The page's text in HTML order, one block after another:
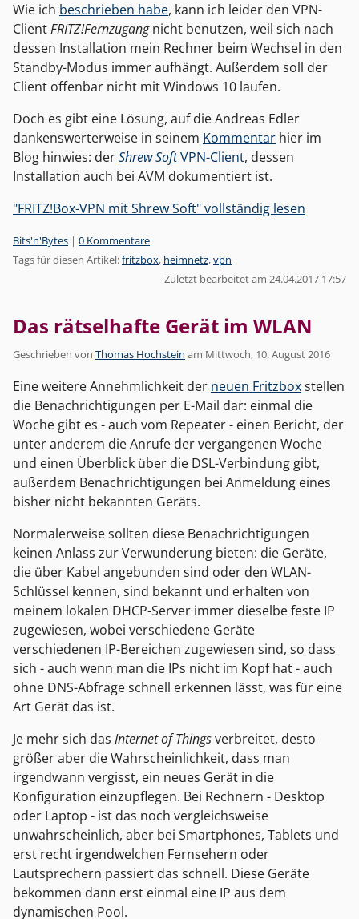
Wie ich beschrieben habe, kann ich leider den VPN-
ClientFRITZ!Fernzugangnicht benutzen, weil sich nach
dessen Installation mein Rechner beim Wechsel in den
Standby-Modus immer aufhängt. Außerdem soll der
Client offenbar nicht mit Windows 10 laufen.
Doch es gibt eine Lösung, auf die Andreas Edler
dankenswerterweise in seinem Kommentar hier im
Blog hinwies: derShrew SoftVPN-Client, dessen
Installation auch bei AVM dokumentiert ist.
"FRITZ!Box-VPN mit Shrew Soft" vollständig lesen
Kategorien:
Bits'n'Bytes | 0 Kommentare
Tags für diesen Artikel:fritzbox, heimnetz,vpn
Zuletzt bearbeitet am 24.04.2017 17:57
Das rätselhafte Gerät im WLAN
Geschrieben von Thomas Hochstein am Mittwoch, 10. August 2016
Eine weitere Annehmlichkeit der neuen Fritzboxstellen
die Benachrichtigungen per E-Mail dar: einmal die
Woche gibt es - auch vom Repeater - einen Bericht, der
unter anderem die Anrufe der vergangenen Woche
und einen Überblick über die DSL-Verbindung gibt,
außerdem Benachrichtigungen bei Anmeldung eines
bisher nicht bekannten Geräts.
Normalerweise sollten diese Benachrichtigungen
keinen Anlass zur Verwunderung bieten: die Geräte,
die über Kabel angebunden sind oder den WLAN-
Schlüssel kennen, sind bekannt und erhalten von
meinem lokalen DHCP-Server immer dieselbe feste IP
zugewiesen, wobei verschiedene Geräte
verschiedenen IP-Bereichen zugewiesen sind, so dass
sich - auch wenn man die IPs nicht im Kopf hat - auch
ohne DNS-Abfrage schnell erkennen lässt, was für eine
Art Gerät das ist.
Je mehr sich das Internet of Thingsverbreitet, desto
größer aber die Wahrscheinlichkeit, dass man
irgendwann vergisst, ein neues Gerät in die
Konfiguration einzupflegen. Bei Rechnern - Desktop
oder Laptop - ist das noch vergleichsweise
unwahrscheinlich, aber bei Smartphones, Tablets und
erst recht irgendwelchen Fernsehern oder
Lautsprechern passiert das schnell. Diese Geräte
bekommen dann erst einmal eine IP aus dem
dynamischen Pool.